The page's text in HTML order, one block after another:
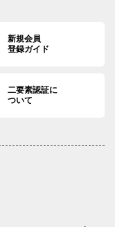
新規会員
登録ガイド
二要素認証に
ついて